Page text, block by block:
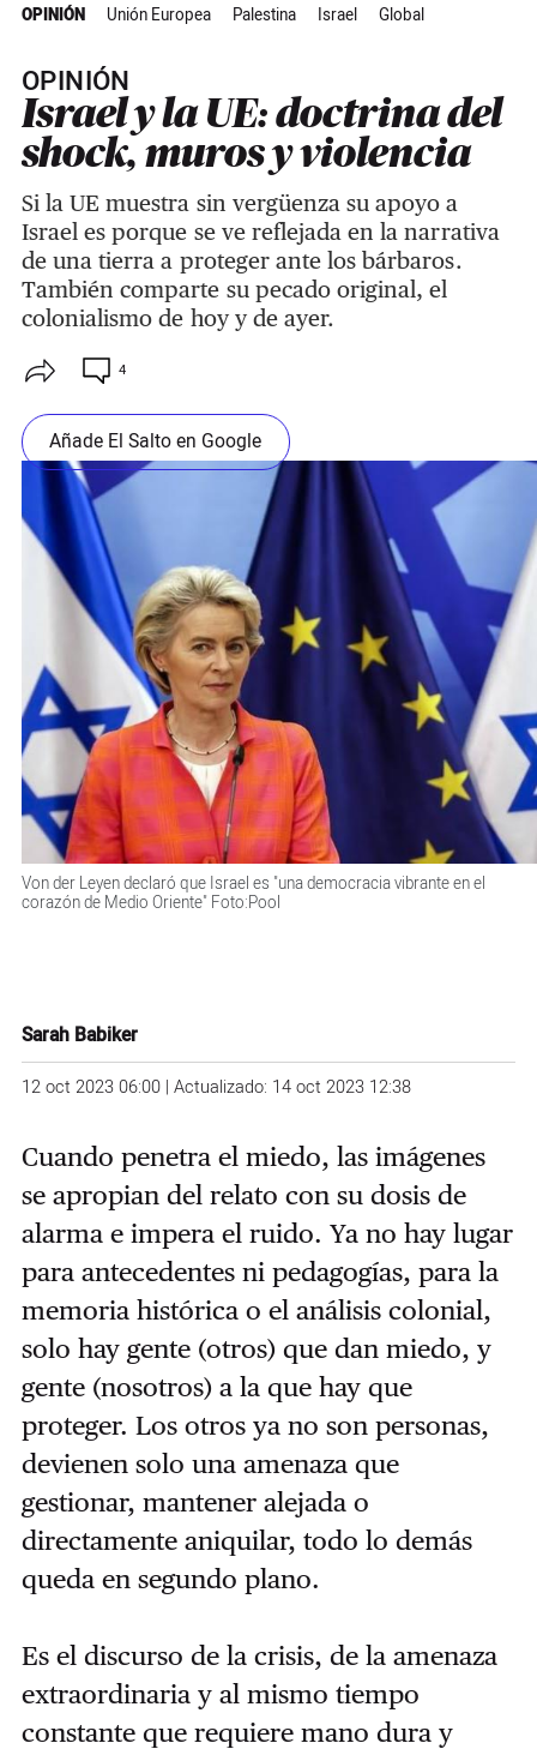
OPINIÓN Unión Europea Palestina Israel Global
OPINIÓN
Israel y la UE: doctrina del
shock, muros y violencia
Si la UE muestra sin vergüenza su apoyo a
Israel es porque se ve reflejada en la narrativa
de una tierra a proteger ante los bárbaros.
También comparte su pecado original, el
colonialismo de hoy y de ayer.
4
Añade El Salto en Google
Von der Leyen declaró que Israel es "una democracia vibrante en el
corazón de Medio Oriente" Foto:Pool
Sarah Babiker
12 oct 2023 06:00 | Actualizado: 14 oct 2023 12:38
Cuando penetra el miedo, las imágenes
se apropian del relato con su dosis de
alarma e impera el ruido. Ya no hay lugar
para antecedentes ni pedagogías, para la
memoria histórica o el análisis colonial,
solo hay gente (otros) que dan miedo, y
gente (nosotros) a la que hay que
proteger. Los otros ya no son personas,
devienen solo una amenaza que
gestionar, mantener alejada o
directamente aniquilar, todo lo demás
queda en segundo plano.
Es el discurso de la crisis, de la amenaza
extraordinaria y al mismo tiempo
constante que requiere mano dura y